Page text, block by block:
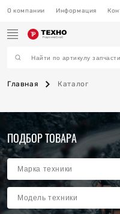
О компании Информация
Главная Каталог
ПОДБОР ТОВАРА